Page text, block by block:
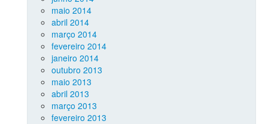
maio 2014
abril 2014
março 2014
fevereiro 2014
janeiro 2014
outubro 2013
maio 2013
abril 2013
março 2013
fevereiro 2013